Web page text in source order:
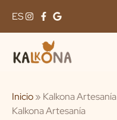
content
ES
Inicio» Kalkona Artesanía
Kalkona Artesanía